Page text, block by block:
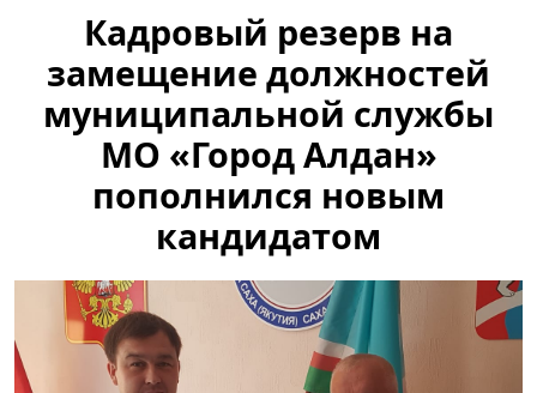
Кадровый резерв на
замещение должностей
муниципальной службы
МО «Город Алдан»
пополнился новым
кандидатом